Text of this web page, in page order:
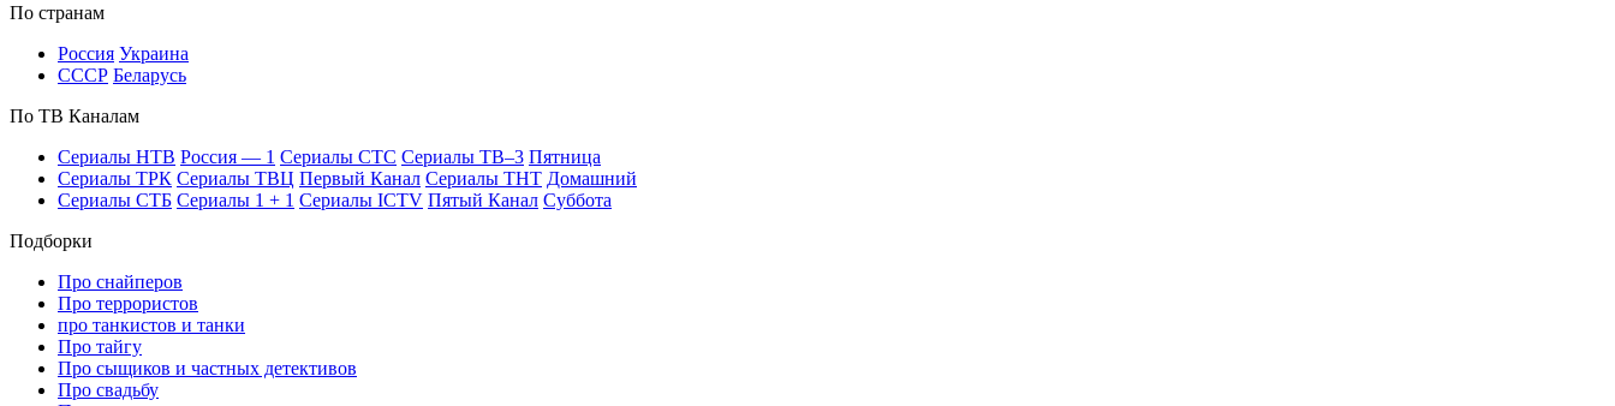
По стра­нам
Рос­сия Ук­раи­на
СССР Бе­ла­русь
По ТВ Ка­на­лам
Се­риа­лы НТВ Рос­сия — 1 Се­риа­лы СТС Се­риа­лы ТВ–3 Пят­ни­ца
Се­риа­лы ТРК Се­риа­лы ТВЦ Пер­вый Ка­нал Се­риа­лы ТНТ До­маш­ний
Се­риа­лы СТБ Се­риа­лы 1 + 1 Се­риа­лы ICTV Пя­тый Ка­нал Суб­бо­та
Подборки
Про снайперов
Про террористов
про танкистов и танки
Про тайгу
Про сыщиков и частных детективов
Про свадьбу